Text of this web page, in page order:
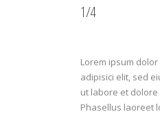
1/4
Lorem ipsum
adipisici elit, sed
ut labore et
Phasellus laoreet